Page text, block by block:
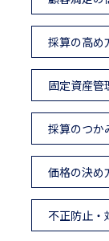
採算の高め
固定資産管
採算のつか
価格の決め
不正防止・